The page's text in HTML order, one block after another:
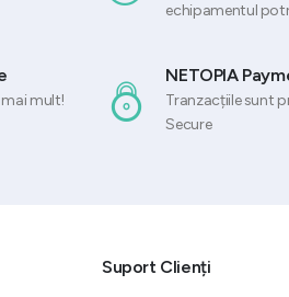
echipamentul
mult!
NETOPIA
Tranzacțiile sunt
Secure
Suport Clienți